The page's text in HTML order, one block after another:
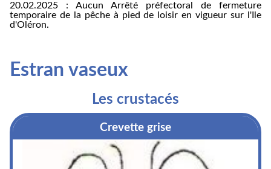
20.02.2025 : Aucun Arrêté préfectoral de fermeture
temporaire de la pêche à pied de loisir en vigueur sur l'Ile
d'Oléron.
Estran vaseux
Les crustacés
Crevette grise